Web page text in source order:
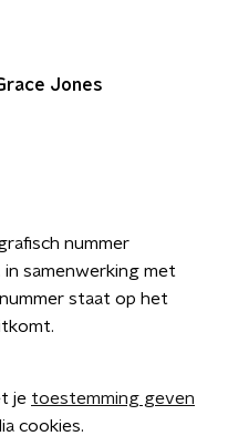
Jones
nummer
samenwerking met
staat op het
je toestemming geven
cookies.